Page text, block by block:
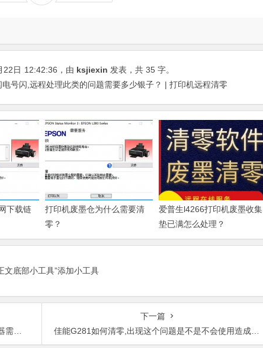
22日 12:42:36 ，由 ksjiexin 发表，共 35 字。
号闪,远程处理此类的问题需要多少银子？ | 打印机远程清零
下载链
打印机废墨仓为什么需要清
零？
爱普生l4266打印机废墨收集
垫已满怎么处理？
文底部小工具”添加小工具
？
下一篇
佳能G281如何清零,出现这个问题是不是不会使用造成的？